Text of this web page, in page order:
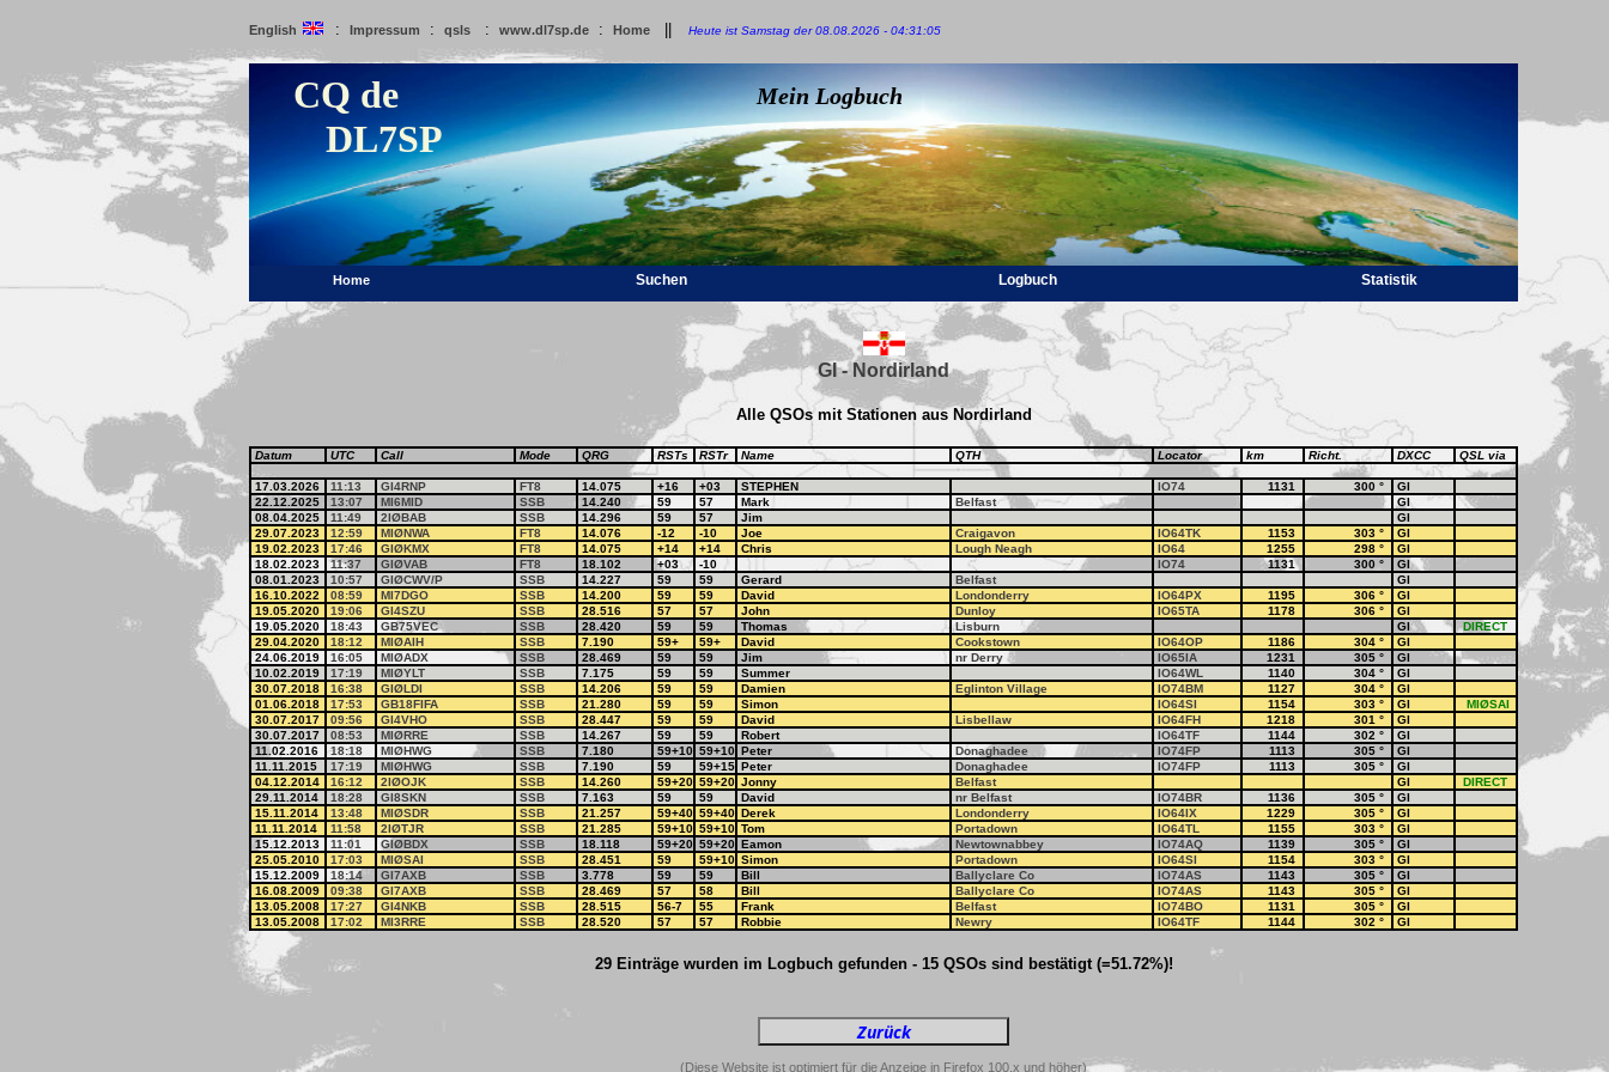
English : Impressum : qsls : www.dl7sp.de : Home Heute ist Samstag der 08.08.2026 - 04:31:05
CQ de
DL7SP
Mein Logbuch
Home Suchen Logbuch Statistik
GI - Nordirland
Alle QSOs mit Stationen aus Nordirland
Datum UTC Call Mode QRG RSTs RSTr Name QTH Locator km Richt. DXCC QSL via
17.03.2026 11:13 GI4RNP FT8 14.075 +16 +03 STEPHEN IO74 1131 300 °
GI
22.12.2025
13:07 MI6MID SSB 14.240 59 57 Mark Belfast
GI
08.04.2025
11:49 2IØBAB SSB 14.296 59 57 Jim
GI
29.07.2023
12:59 MIØNWA FT8 14.076 -12 -10 Joe Craigavon IO64TK 1153 303 °
GI
19.02.2023
17:46 GIØKMX FT8 14.075 +14 +14 Chris Lough Neagh IO64 1255 298 °
GI
18.02.2023
11:37 GIØVAB FT8 18.102 +03 -10 IO74 1131 300 °
GI
08.01.2023
10:57 GIØCWV/P SSB 14.227 59 59 Gerard Belfast
GI
16.10.2022
08:59 MI7DGO SSB 14.200 59 59 David Londonderry IO64PX 1195 306 °
GI
19.05.2020
19:06 GI4SZU SSB 28.516 57 57 John Dunloy IO65TA 1178 306 °
GI
19.05.2020
18:43 GB75VEC SSB 28.420 59 59 Thomas Lisburn GI
DIRECT
29.04.2020
18:12 MIØAIH SSB 7.190 59+ 59+ David Cookstown IO64OP 1186 304 °
GI
24.06.2019
16:05 MIØADX SSB 28.469 59 59 Jim nr Derry IO65IA 1231 305 °
GI
10.02.2019
17:19 MIØYLT SSB 7.175 59 59 Summer IO64WL 1140 304 °
GI
30.07.2018
16:38 GIØLDI SSB 14.206 59 59 Damien Eglinton Village IO74BM 1127 304 °
GI
01.06.2018
17:53 GB18FIFA SSB 21.280 59 59 Simon IO64SI 1154 303 ° GI
MIØSAI
30.07.2017
09:56 GI4VHO SSB 28.447 59 59 David Lisbellaw IO64FH 1218 301 °
GI
30.07.2017
08:53 MIØRRE SSB 14.267 59 59 Robert IO64TF 1144 302 °
GI
11.02.2016
18:18 MIØHWG SSB 7.180 59+10 59+10 Peter Donaghadee IO74FP 1113 305 °
GI
11.11.2015
17:19 MIØHWG SSB 7.190 59 59+15 Peter Donaghadee IO74FP 1113 305 °
GI
04.12.2014
16:12 2IØOJK SSB 14.260 59+20 59+20 Jonny Belfast GI
DIRECT
29.11.2014
18:28 GI8SKN SSB 7.163 59 59 David nr Belfast IO74BR 1136 305 °
GI
15.11.2014
13:48 MIØSDR SSB 21.257 59+40 59+40 Derek Londonderry IO64IX 1229 305 °
GI
11.11.2014
11:58 2IØTJR SSB 21.285 59+10 59+10 Tom Portadown IO64TL 1155 303 °
GI
15.12.2013
11:01 GIØBDX SSB 18.118 59+20 59+20 Eamon Newtownabbey IO74AQ 1139 305 °
GI
25.05.2010
17:03 MIØSAI SSB 28.451 59 59+10 Simon Portadown IO64SI 1154 303 °
GI
15.12.2009
18:14 GI7AXB SSB 3.778 59 59 Bill Ballyclare Co IO74AS 1143 305 °
GI
16.08.2009
09:38 GI7AXB SSB 28.469 57 58 Bill Ballyclare Co IO74AS 1143 305 °
GI
13.05.2008
17:27 GI4NKB SSB 28.515 56-7 55 Frank Belfast IO74BO 1131 305 °
GI
13.05.2008
17:02 MI3RRE SSB 28.520 57 57 Robbie Newry IO64TF 1144 302 ° GI
29 Einträge wurden im Logbuch gefunden - 15 QSOs sind bestätigt (=51.72%)!
(Diese Website ist optimiert für die Anzeige in Firefox 100.x und höher)